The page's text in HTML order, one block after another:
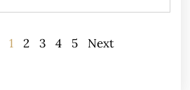
1 2 3 4 5 Next